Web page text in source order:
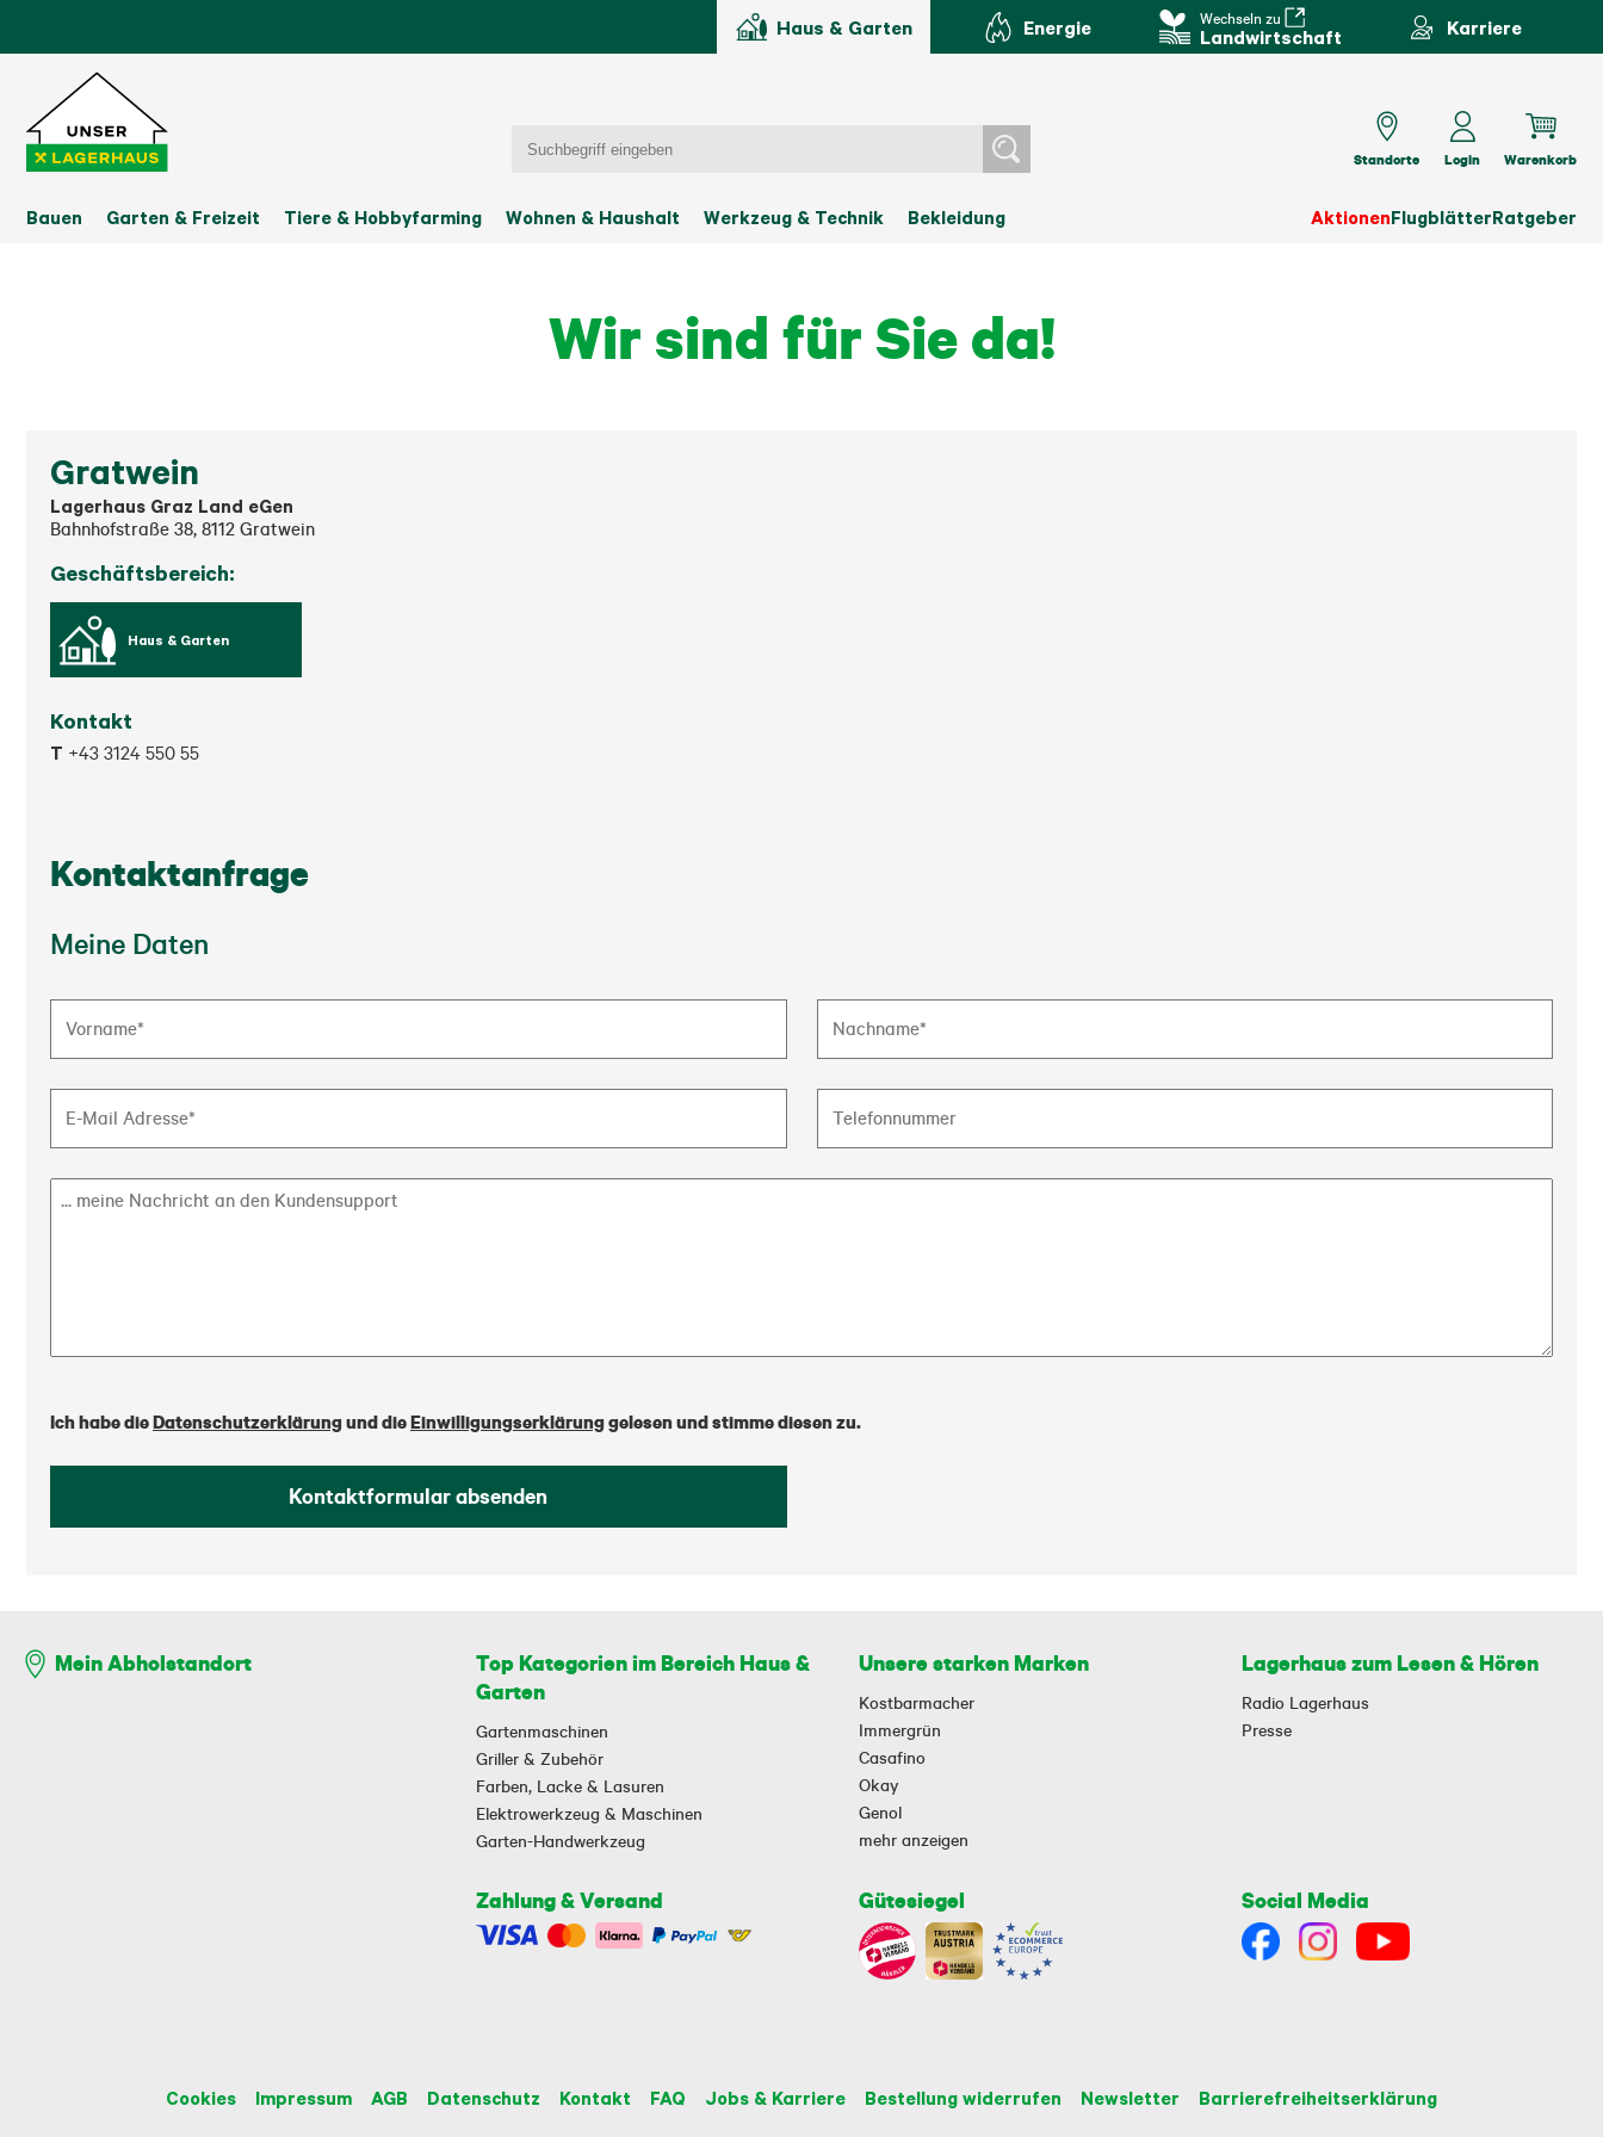
Haus & Garten Energie Wechseln zu
Landwirtschaft Karriere
Bauen Garten & Freizeit Tiere & Hobbyfarming Wohnen & Haushalt Werkzeug & Technik Bekleidung AktionenFlugblätterRatgeber
Standorte Login Warenkorb
Wir sind für Sie da!
Gratwein
Lagerhaus Graz Land eGen
Bahnhofstraße 38, 8112 Gratwein
Geschäftsbereich:
Haus & Garten
Kontakt
T +43 3124 550 55
Kontaktanfrage
Meine Daten
Ich habe dieDatenschutzerklärungund dieEinwilligungserklärunggelesen und stimme diesen zu.
Kontaktformular absenden
Mein Abholstandort
Top Kategorien im Bereich Haus &
Garten
Gartenmaschinen
Griller & Zubehör
Farben, Lacke & Lasuren
Elektrowerkzeug & Maschinen
Garten-Handwerkzeug
Unsere starken Marken
Kostbarmacher
Immergrün
Casafino
Okay
Genol
mehr anzeigen
Lagerhaus zum Lesen & Hören
Radio Lagerhaus
Presse
Zahlung & Versand Gütesiegel Social Media
Cookies Impressum AGB Datenschutz Kontakt FAQ Jobs & Karriere Bestellung widerrufen Newsletter Barrierefreiheitserklärung